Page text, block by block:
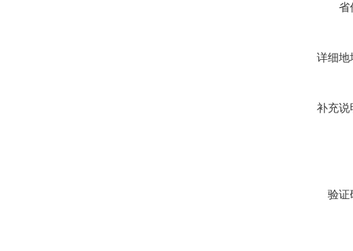
省
详细地
补充说
验证